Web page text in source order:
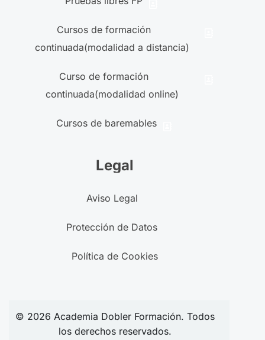
Cursos de formación
continuada(modalidad a distancia)
Curso de formación
continuada(modalidad online)
Cursos de baremables
Legal
Aviso Legal
Protección de Datos
Política de Cookies
© 2026 Academia Dobler Formación. Todos
los derechos reservados.